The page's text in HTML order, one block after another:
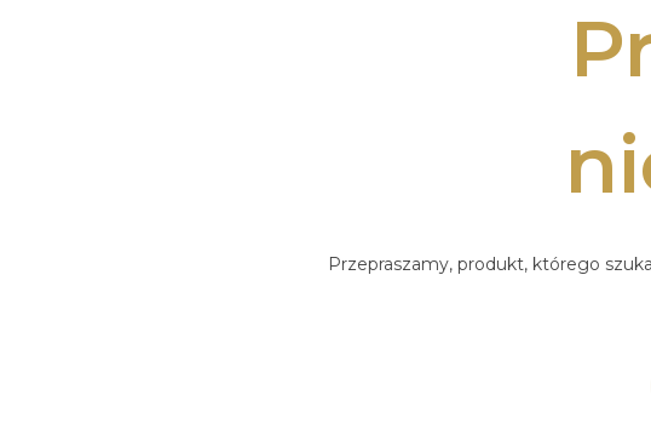
Przepraszamy, produkt, którego